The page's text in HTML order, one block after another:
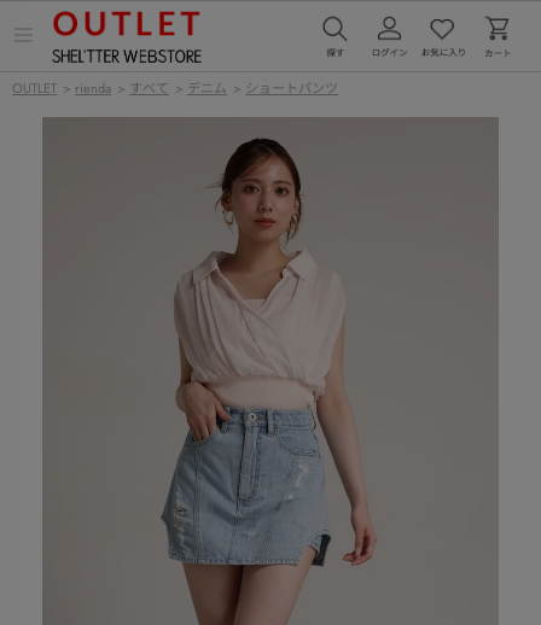
ー
OUTLET > rienda > すべて > デニム > ショートパンツ